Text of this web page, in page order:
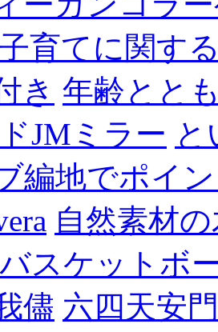
育てに関す
き 年齢とと
JMミラー
編地でポイ
自然素材
バスケットボ
儘 六四天安門